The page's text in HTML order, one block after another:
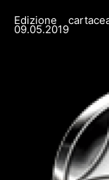
Edizione
09.05.2019